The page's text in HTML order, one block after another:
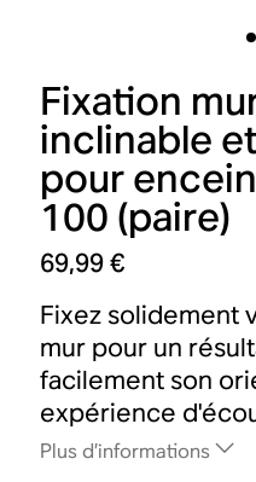
Fixation
inclinable
pour
100 (paire)
69,99 €
Fixez solidement
mur pour un
facilement son
expérience
Plus d’informations